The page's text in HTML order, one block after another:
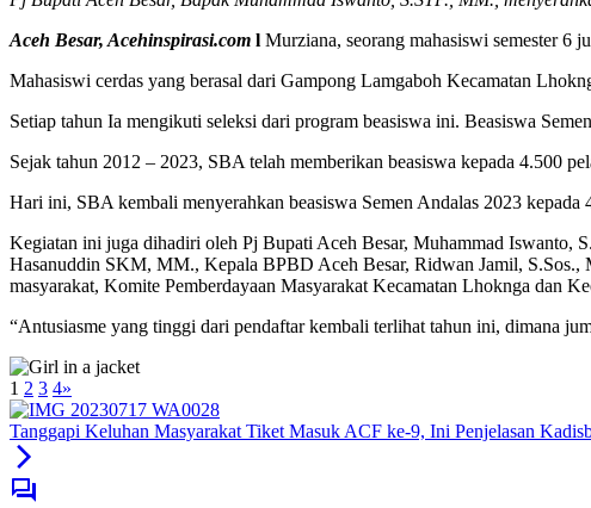
Aceh Besar, Acehinspirasi.com l Murziana, seorang mahasiswi semester 6
Mahasiswi cerdas yang berasal dari Gampong Lamgaboh Kecamatan
Setiap tahun Ia mengikuti seleksi dari program beasiswa ini. Beasiswa
Sejak tahun 2012 – 2023, SBA telah memberikan beasiswa kepada 4.500
Hari ini, SBA kembali menyerahkan beasiswa Semen Andalas 2023
Kegiatan ini juga dihadiri oleh Pj Bupati Aceh Besar, Muhammad Iswanto,
Hasanuddin SKM, MM., Kepala BPBD Aceh Besar, Ridwan Jamil,
masyarakat, Komite Pemberdayaan Masyarakat Kecamatan Lhoknga dan
“Antusiasme yang tinggi dari pendaftar kembali terlihat tahun ini, dimana
1 2 3 4»
Tanggapi Keluhan Masyarakat Tiket Masuk ACF ke-9, Ini Penjelasan